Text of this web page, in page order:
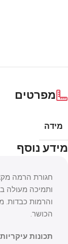
מפרטים
מידה
מידע נוסף
חגורת הרמה
ותמיכה מעולה
הכושר.
תכונות